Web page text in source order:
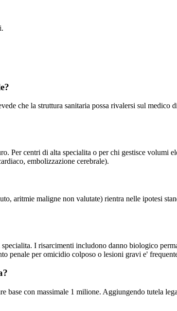
che la struttura sanitaria possa rivalersi sul
Per centri di alta specialita o per chi gestisce volumi
embolizzazione cerebrale).
aritmie maligne non valutate) rientra nelle ipotesi
I risarcimenti includono danno biologico
penale per omicidio colposo o lesioni gravi e'
base con massimale 1 milione. Aggiungendo tutela